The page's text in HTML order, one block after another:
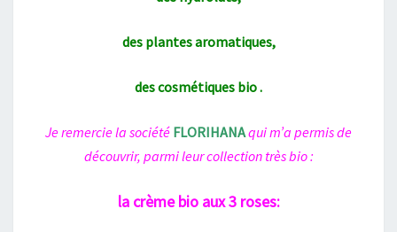
des plantes aromatiques,
des cosmétiques bio .
Je remercie la société FLORIHANAqui m’a permis de
découvrir, parmi leur collection très bio :
la crème bio aux 3 roses: